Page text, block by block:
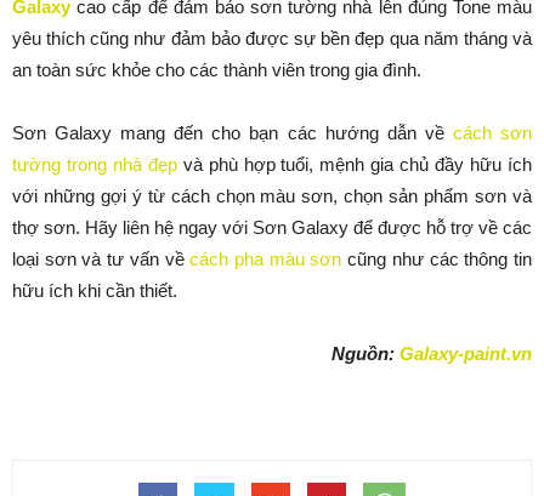
Galaxycao cấp để đảm bảo sơn tường nhà lên đúng Tone màu
yêu thích cũng như đảm bảo được sự bền đẹp qua năm tháng và
an toàn sức khỏe cho các thành viên trong gia đình.
Sơn Galaxy mang đến cho bạn các hướng dẫn về cách sơn
tường trong nhà đẹpvà phù hợp tuổi, mệnh gia chủ đầy hữu ích
với những gợi ý từ cách chọn màu sơn, chọn sản phẩm sơn và
thợ sơn. Hãy liên hệ ngay với Sơn Galaxy để được hỗ trợ về các
loại sơn và tư vấn vềcách pha màu sơn cũng như các thông tin
hữu ích khi cần thiết.
Nguồn: Galaxy-paint.vn